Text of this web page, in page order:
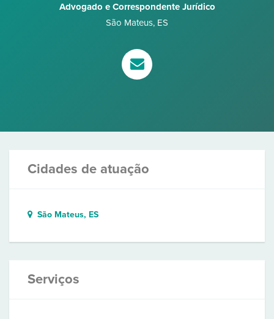
Advogado e Correspondente Jurídico
São Mateus, ES
Cidades de atuação
São Mateus, ES
Serviços